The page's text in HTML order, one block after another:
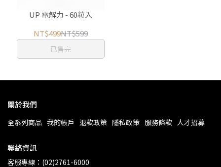
UP 電解力 - 60粒入
NT$499NT$599
已售完
關於我們
全系列商品 我的帳戶 退款政策 隱私政策 服務條款 人才招募
聯絡資訊
客服專線：(02)2761-6000